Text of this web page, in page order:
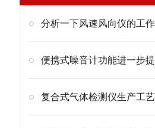
分析一下风速风向仪的工
便携式噪音计功能进一步
复合式气体检测仪生产工